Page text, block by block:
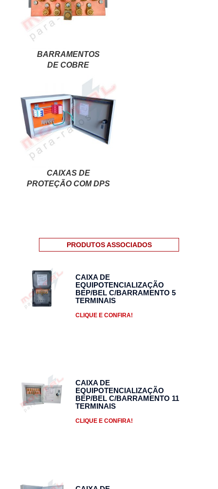
BARRAMENTOS
DE COBRE
CAIXAS DE
PROTEÇÃO COM DPS
PRODUTOS ASSOCIADOS
CAIXA DE
EQUIPOTENCIALIZAÇÃO
BEP/BEL C/BARRAMENTO 5
TERMINAIS
CLIQUE E CONFIRA!
CAIXA DE
EQUIPOTENCIALIZAÇÃO
BEP/BEL C/BARRAMENTO 11
TERMINAIS
CLIQUE E CONFIRA!